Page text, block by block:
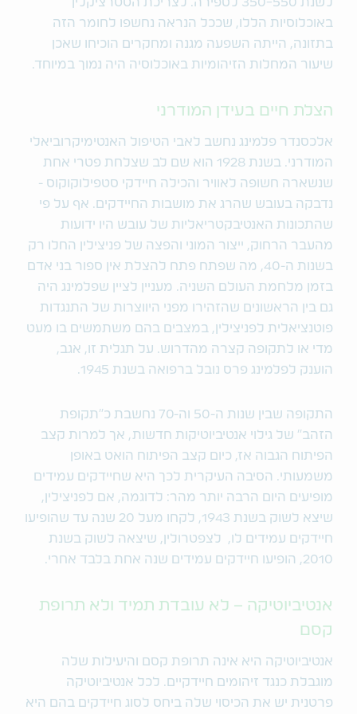
לשנת 350-550 לספירה. לצריכת הטטרציקלין
באוכלוסיות הללו, שככל הנראה נחשפו לחומר הזה
בתזונה, הייתה השפעה מגנה ומחקרים הוכיחו שאכן
שיעור המחלות הזיהומיות באוכלוסיה היה נמוך במיוחד.
הצלת חיים בעידן המודרני
אלכסנדר פלמינג נחשב לאבי הטיפול האנטימיקרוביאלי
המודרני. בשנת 1928 הוא שם לב שצלחת פטרי אחת
שנשארה חשופה לאוויר והכילה חיידקי סטפילוקוקוס -
נדבקה בעובש שהרג את מושבות החיידקים. אף על פי
שהתכונות האנטיבקטריאליות של עובש היו ידועות
מהעבר הרחוק, ייצור המוני והפצה של פניצילין החלו רק
בשנות ה-40, מה שפתח פתח להצלת אין ספור בני אדם
בזמן מלחמת העולם השניה. מעניין לציין שפלמינג היה
גם בין הראשונים שהזהירו מפני היווצרות של התנגדות
פוטנציאלית לפניצילין, במצבים בהם משתמשים בו מעט
מדי או לתקופה קצרה מהדרוש. על תגלית זו, אגב,
הוענק לפלמינג פרס נובל ברפואה בשנת 1945.
התקופה שבין שנות ה-50 וה-70 נחשבת כ"תקופת
הזהב" של גילוי אנטיביוטיקות חדשות, אך למרות קצב
הפיתוח הגבוה אז, כיום קצב הפיתוח הואט באופן
משמעותי. הסיבה העיקרית לכך היא שחיידקים עמידים
מופיעים היום הרבה יותר מהר: לדוגמה, אם לפניצילין,
שיצא לשוק בשנת 1943, לקחו מעל 20 שנה עד שהופיעו
חיידקים עמידים לו, לצפטרולין, שיצאה לשוק בשנת
2010, הופיעו חיידקים עמידים שנה אחת בלבד אחרי.
אנטיביוטיקה – לא עובדת תמיד ולא תרופת
קסם
אנטיביוטיקה היא אינה תרופת קסם והיעילות שלה
מוגבלת כנגד זיהומים חיידקיים. לכל אנטיביוטיקה
פרטנית יש את הכיסוי שלה ביחס לסוג חיידקים בהם היא